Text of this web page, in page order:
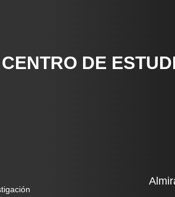
CENTRO DE